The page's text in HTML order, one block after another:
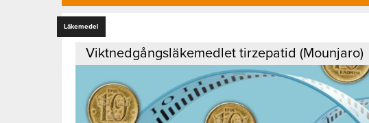
Läkemedel
Viktnedgångsläkemedlet tirzepatid (Mounjaro)